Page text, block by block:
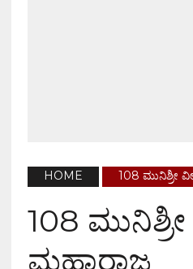
HOME 108 ಮುನಿಶ್ರೀ
108
ಮಹಾರಾಜ